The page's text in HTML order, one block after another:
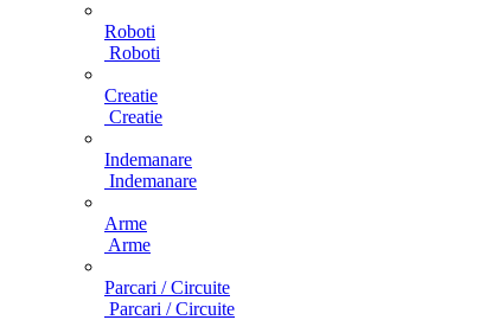
Roboti
Roboti
Creatie
Creatie
Indemanare
Indemanare
Arme
Arme
Parcari / Circuite
Parcari / Circuite